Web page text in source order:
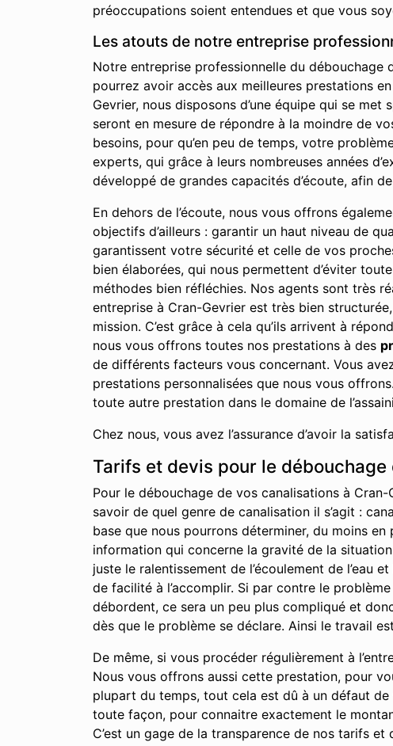
préoccupations soient entendues et que vous
Les atouts de notre entreprise
Notre entreprise professionnelle du
pourrez avoir accès aux meilleures prestations
Gevrier, nous disposons d’une équipe qui se
seront en mesure de répondre à la moindre de
besoins, pour qu’en peu de temps, votre
experts, qui grâce à leurs nombreuses années
développé de grandes capacités d’écoute, afin
En dehors de l’écoute, nous vous offrons
objectifs d’ailleurs : garantir un haut niveau de
garantissent votre sécurité et celle de vos
bien élaborées, qui nous permettent d’éviter
méthodes bien réfléchies. Nos agents sont très
entreprise à Cran-Gevrier est très bien
mission. C’est grâce à cela qu’ils arrivent à
nous vous offrons toutes nos prestations à des
de différents facteurs vous concernant. Vous
prestations personnalisées que nous vous
toute autre prestation dans le domaine de
Chez nous, vous avez l’assurance d’avoir la
Tarifs et devis pour le
Pour le débouchage de vos canalisations à
savoir de quel genre de canalisation il s’agit :
base que nous pourrons déterminer, du moins
information qui concerne la gravité de la
juste le ralentissement de l’écoulement de l’eau
de facilité à l’accomplir. Si par contre le
débordent, ce sera un peu plus compliqué et
dès que le problème se déclare. Ainsi le travail
De même, si vous procéder régulièrement à
Nous vous offrons aussi cette prestation, pour
plupart du temps, tout cela est dû à un défaut
toute façon, pour connaitre exactement le
C’est un gage de la transparence de nos tarifs